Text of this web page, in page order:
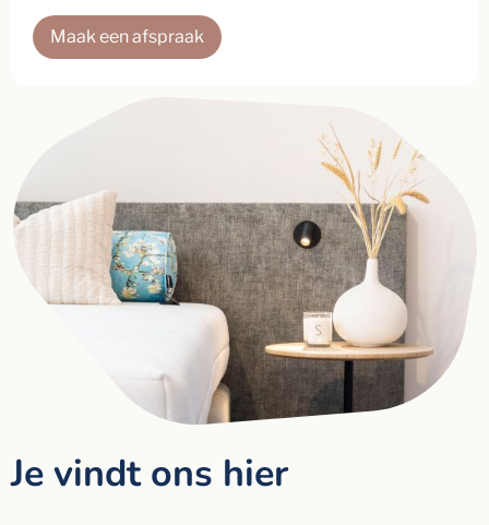
Je vindt ons hier
Maak een afspraak